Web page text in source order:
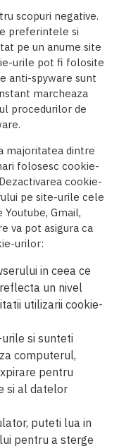
scopuri negative.
preferintele si
pe un anume site
urile pot fi folosite
anti-spyware sunt
marcheaza
procedurilor de
majoritatea dintre
folosesc cookie-
cookie-
pe site-urile cele
Gmail,
va pot asigura ca
urilor:
in ceea ce
un nivel
utilizarii cookie-
si sunteti
computerul,
pentru
si al datelor
puteti lua in
pentru a sterge